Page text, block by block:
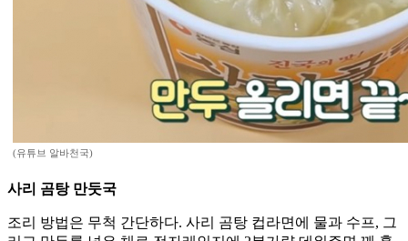
(유튜브 알바천국)
사리 곰탕 만둣국
조리 방법은 무척 간단하다. 사리 곰탕 컵라면에 물과 수프, 그